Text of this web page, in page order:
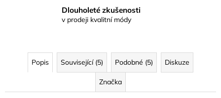
Dlouholeté zkušenosti
v prodeji kvalitní módy
Popis Související (5) Podobné (5) Diskuze
Značka